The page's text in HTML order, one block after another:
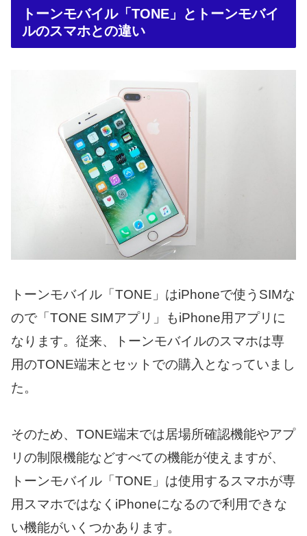
トーンモバイル「TONE」とトーンモバイ
ルのスマホとの違い
トーンモバイル「TONE」はiPhoneで使うSIMな
ので「TONE SIMアプリ」もiPhone用アプリに
なります。従来、トーンモバイルのスマホは専
用のTONE端末とセットでの購入となっていまし
た。
そのため、TONE端末では居場所確認機能やアプ
リの制限機能などすべての機能が使えますが、
トーンモバイル「TONE」は使用するスマホが専
用スマホではなくiPhoneになるので利用できな
い機能がいくつかあります。